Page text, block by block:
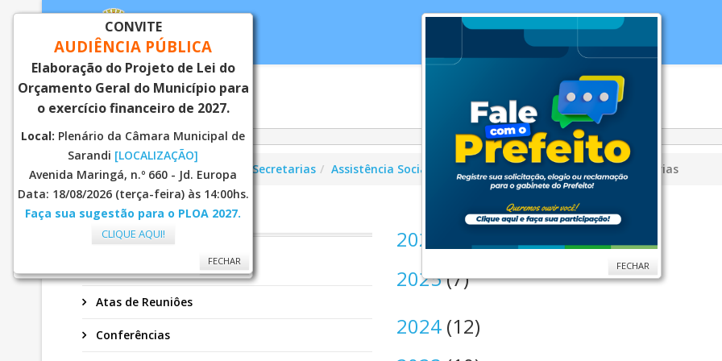
Secretarias Cidade
Você está aqui: Página Principal Secretarias Assistência Social Reuniões Ordinárias
CMAS
Atas de Reuniôes
Conferências
2026
2025(7)
2024 (12)
FECHAR
CONVITE
AUDIÊNCIA PÚBLICA
Elaboração do Projeto de Lei do
Orçamento Geral do Município para
o exercício financeiro de 2027.
Local: Plenário da Câmara Municipal de
Sarandi [LOCALIZAÇÃO]
Avenida Maringá, n.º 660 - Jd. Europa
Data: 18/08/2026 (terça-feira) às 14:00hs.
Faça sua sugestão para o PLOA 2027.
CLIQUE AQUI!
FECHAR FECHAR